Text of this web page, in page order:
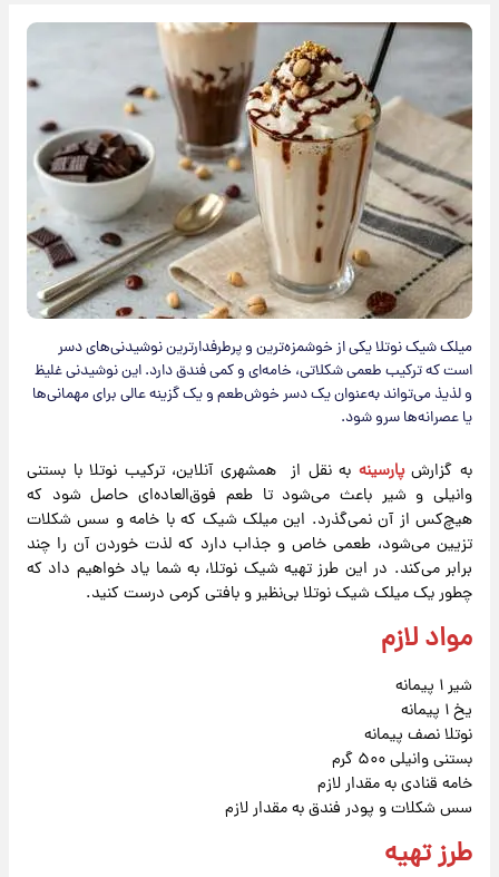
میلک شیک نوتلا یکی از خوشمزه‌ترین و پرطرفدارترین نوشیدنی‌های دسر
است که ترکیب طعمی شکلاتی، خامه‌ای و کمی فندق دارد. این نوشیدنی غلیظ
و لذیذ می‌تواند به‌عنوان یک دسر خوش‌طعم و یک گزینه عالی برای مهمانی‌ها
یا عصرانه‌ها سرو شود.
به گزارش پارسینه به نقل از همشهری آنلاین، ترکیب نوتلا با بستنی
وانیلی و شیر باعث می‌شود تا طعم فوق‌العاده‌ای حاصل شود که
هیچ‌کس از آن نمی‌گذرد. این میلک شیک که با خامه و سس شکلات
تزیین می‌شود، طعمی خاص و جذاب دارد که لذت خوردن آن را چند
برابر می‌کند. در این طرز تهیه شیک نوتلا، به شما یاد خواهیم داد که
چطور یک میلک شیک نوتلا بی‌نظیر و بافتی کرمی درست کنید.
مواد لازم
شیر ۱ پیمانه
یخ ۱ پیمانه
نوتلا نصف پیمانه
بستنی وانیلی ۵۰۰ گرم
خامه قنادی به مقدار لازم
سس شکلات و پودر فندق به مقدار لازم
طرز تهیه